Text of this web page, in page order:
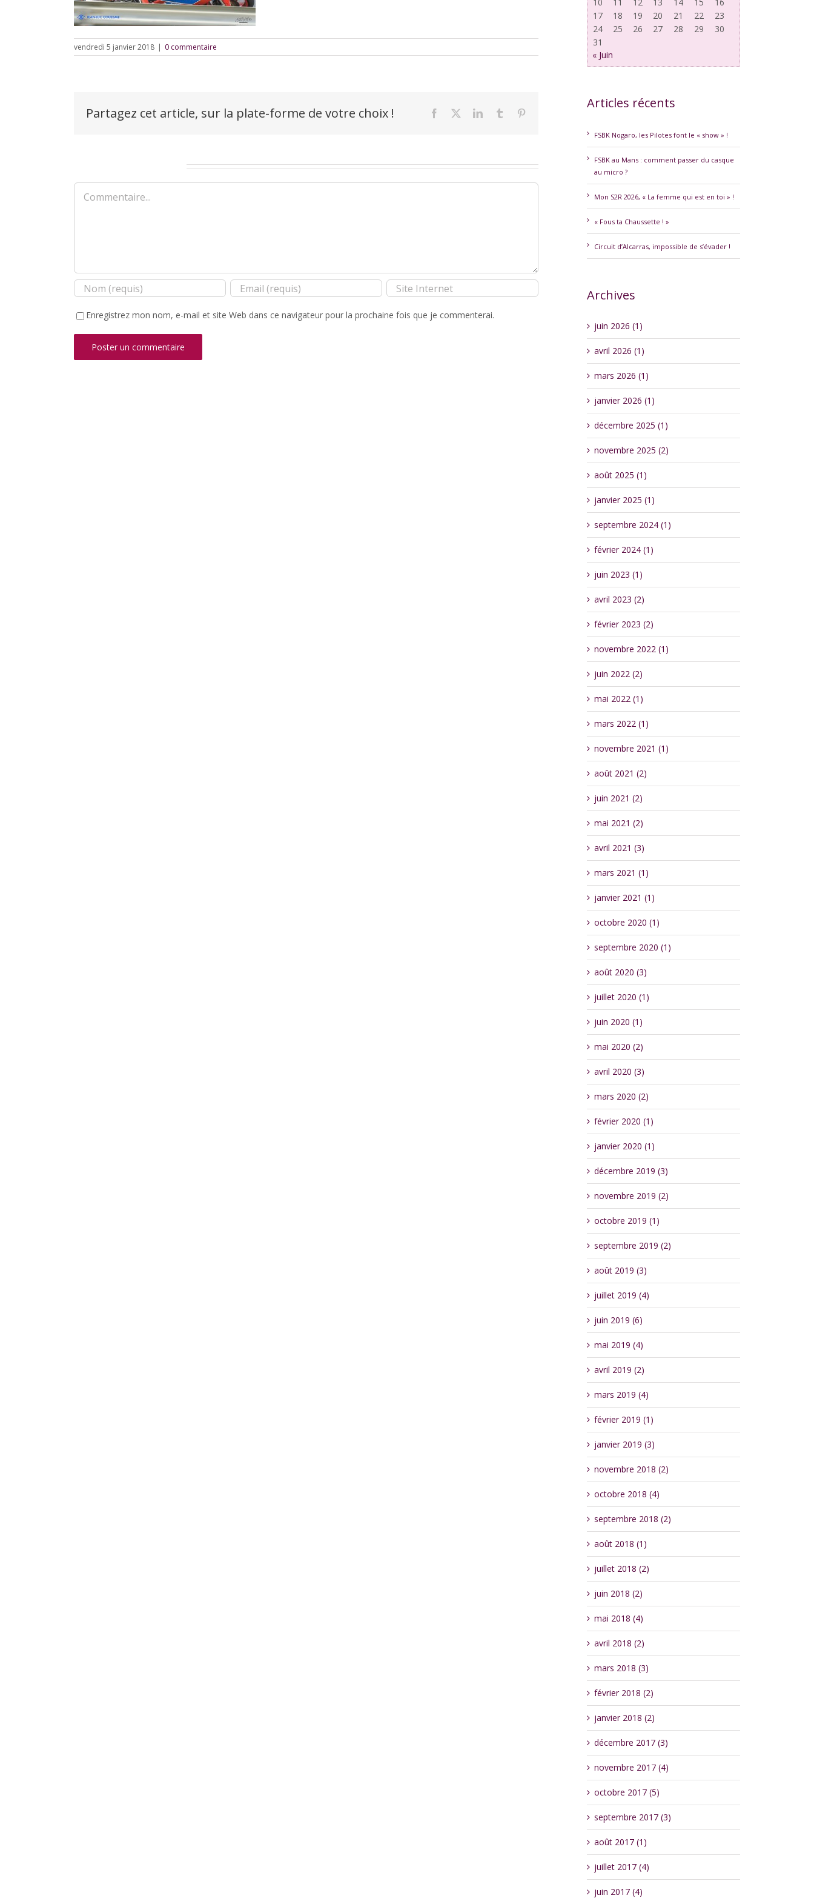
vendredi 5 janvier 2018 | 0 commentaire
Partagez cet article, sur la plate-forme de votre choix ! Facebook LinkedInTumblr
Commentaire
Enregistrez mon nom, e-mail et site Web dans ce navigateur pour la prochaine fois que je commenterai.
17
18 19 20 21 22
23
24
25 26 27 28 29
30
31
« Juin
Articles récents
FSBK Nogaro, les Pilotes font le « show » !
FSBK au Mans : comment passer du casque
au micro ?
Mon S2R 2026, « La femme qui est en toi » !
« Fous ta Chaussette ! »
Circuit d’Alcarras, impossible de s’évader !
Archives
juin 2026 (1)
avril 2026 (1)
mars 2026 (1)
janvier 2026 (1)
décembre 2025 (1)
novembre 2025 (2)
août 2025 (1)
janvier 2025 (1)
septembre 2024 (1)
février 2024 (1)
juin 2023 (1)
avril 2023 (2)
février 2023 (2)
novembre 2022 (1)
juin 2022 (2)
mai 2022 (1)
mars 2022 (1)
novembre 2021 (1)
août 2021 (2)
juin 2021 (2)
mai 2021 (2)
avril 2021 (3)
mars 2021 (1)
janvier 2021 (1)
octobre 2020 (1)
septembre 2020 (1)
août 2020 (3)
juillet 2020 (1)
juin 2020 (1)
mai 2020 (2)
avril 2020 (3)
mars 2020 (2)
février 2020 (1)
janvier 2020 (1)
décembre 2019 (3)
novembre 2019 (2)
octobre 2019 (1)
septembre 2019 (2)
août 2019 (3)
juillet 2019 (4)
juin 2019 (6)
mai 2019 (4)
avril 2019 (2)
mars 2019 (4)
février 2019 (1)
janvier 2019 (3)
novembre 2018 (2)
octobre 2018 (4)
septembre 2018 (2)
août 2018 (1)
juillet 2018 (2)
juin 2018 (2)
mai 2018 (4)
avril 2018 (2)
mars 2018 (3)
février 2018 (2)
janvier 2018 (2)
décembre 2017 (3)
novembre 2017 (4)
octobre 2017 (5)
septembre 2017 (3)
août 2017 (1)
juillet 2017 (4)
juin 2017 (4)